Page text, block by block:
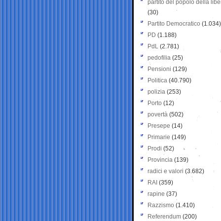
partito del popolo della
(30)
Partito Democratico (1.034)
PD (1.188)
PdL (2.781)
pedofilia (25)
Pensioni (129)
Politica (40.790)
polizia (253)
Porto (12)
povertà (502)
Presepe (14)
Primarie (149)
Prodi (52)
Provincia (139)
radici e valori (3.682)
RAI (359)
rapine (37)
Razzismo (1.410)
Referendum (200)